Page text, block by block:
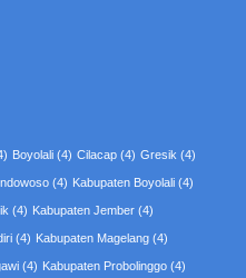
Boyolali (4) Cilacap (4) Gresik (4)
(4) Kabupaten Boyolali (4)
(4) Kabupaten Jember (4)
(4) Kabupaten Magelang (4)
(4) Kabupaten Probolinggo (4)